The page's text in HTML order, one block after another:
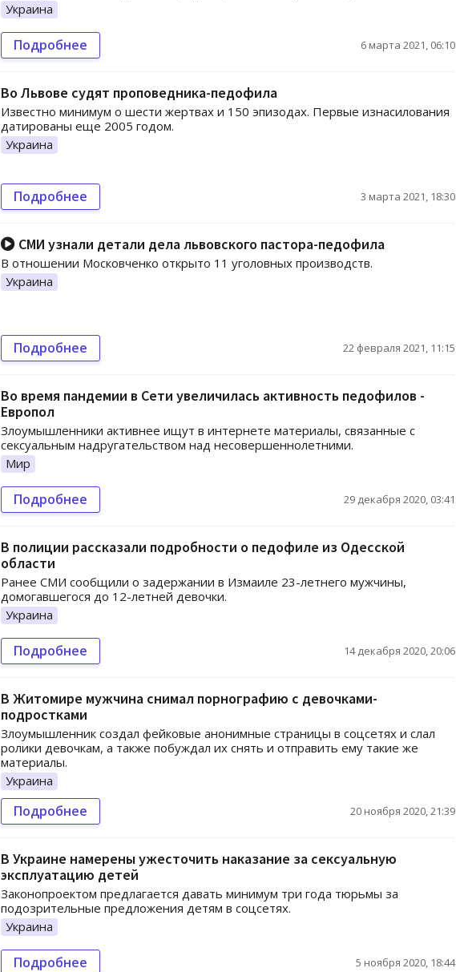
Украина
Подробнее 6 марта 2021, 06:10
Во Львове судят проповедника-педофила
Известно минимум о шести жертвах и 150 эпизодах. Первые изнасилования
датированы еще 2005 годом.
Украина
Подробнее 3 марта 2021, 18:30
СМИ узнали детали дела львовского пастора-педофила
В отношении Московченко открыто 11 уголовных производств.
Украина
Подробнее 22 февраля 2021, 11:15
Во время пандемии в Сети увеличилась активность педофилов -
Европол
Злоумышленники активнее ищут в интернете материалы, связанные с
сексуальным надругательством над несовершеннолетними.
Мир
Подробнее 29 декабря 2020, 03:41
В полиции рассказали подробности о педофиле из Одесской
области
Ранее СМИ сообщили о задержании в Измаиле 23-летнего мужчины,
домогавшегося до 12-летней девочки.
Украина
Подробнее 14 декабря 2020, 20:06
В Житомире мужчина снимал порнографию с девочками-
подростками
Злоумышленник создал фейковые анонимные страницы в соцсетях и слал
ролики девочкам, а также побуждал их снять и отправить ему такие же
материалы.
Украина
Подробнее 20 ноября 2020, 21:39
В Украине намерены ужесточить наказание за сексуальную
эксплуатацию детей
Законопроектом предлагается давать минимум три года тюрьмы за
подозрительные предложения детям в соцсетях.
Украина
Подробнее 5 ноября 2020, 18:44